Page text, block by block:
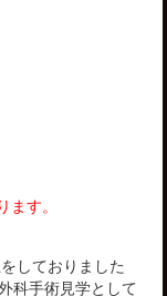
す。
しておりました
科手術見学として